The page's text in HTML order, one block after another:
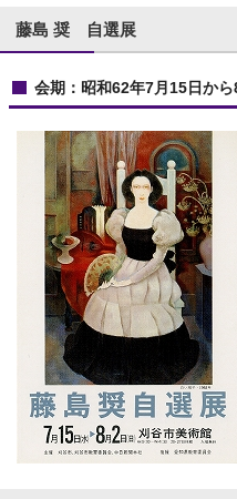
藤島 奨 自選展
会期：昭和62年7月15日から